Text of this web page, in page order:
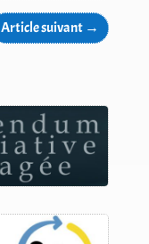
Article suivant →